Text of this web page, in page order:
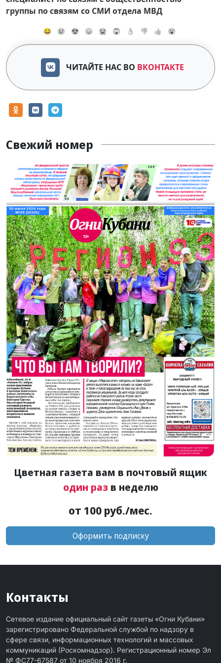
группы по связям со СМИ отдела МВД
😂 😢 😍 😞 😭 😱 👌 👎 👍 😮
ЧИТАЙТЕ НАС ВО ВКОНТАКТЕ
Свежий номер
Цветная газета вам в почтовый ящик
один разв неделю
от 100 руб./мес.
Оформить подписку
Контакты
Сетевое издание официальный сайт газеты «Огни Кубани»
зарегистрировано Федеральной службой по надзору в
сфере связи, информационных технологий и массовых
коммуникаций (Роскомнадзор). Регистрационный номер Эл
№ ФС77-67587 от 10 ноября 2016 г.